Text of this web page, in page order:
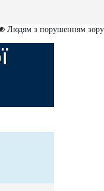
Людям з порушенням зору